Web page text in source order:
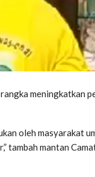
meningkatkan
oleh masyarakat
tambah mantan